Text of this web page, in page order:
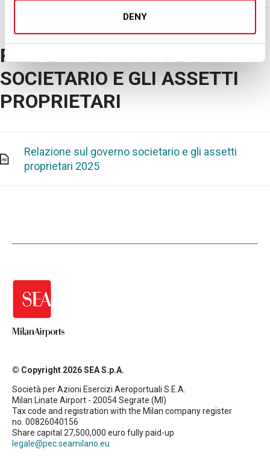
DENY
RELAZIONE SU GOVERNO
SOCIETARIO E GLI ASSETTI
PROPRIETARI
Relazione sul governo societario e gli assetti
proprietari 2025
© Copyright 2026 SEA S.p.A.
Società per Azioni Esercizi Aeroportuali S.E.A.
Milan Linate Airport - 20054 Segrate (MI)
Tax code and registration with the Milan company register
no. 00826040156
Share capital 27,500,000 euro fully paid-up
legale@pec.seamilano.eu